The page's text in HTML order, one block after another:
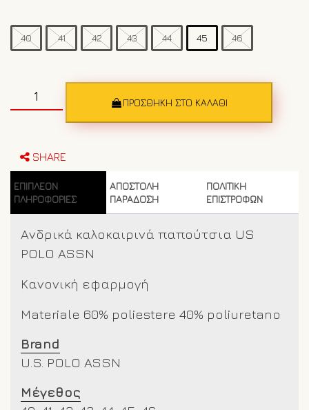
40 41 42 43 44 45 46
καλοκαιρινά
παπούτσια
ASSN
Μπλε
ποσότητα
ΠΡΟΣΘΉΚΗ ΣΤΟ ΚΑΛΆΘΙ
SHARE
ΕΠΙΠΛΈΟΝ
ΠΛΗΡΟΦΟΡΊΕΣ
ΑΠΟΣΤΟΛΗ
ΠΑΡΑΔΟΣΗ
ΠΟΛΙΤΙΚΗ
ΕΠΙΣΤΡΟΦΩΝ
Ανδρικά καλοκαιρινά παπούτσια US
POLO ASSN
Κανονική εφαρμογή
Materiale 60% poliestere 40% poliuretano
Brand
U.S. POLO ASSN
Μέγεθος